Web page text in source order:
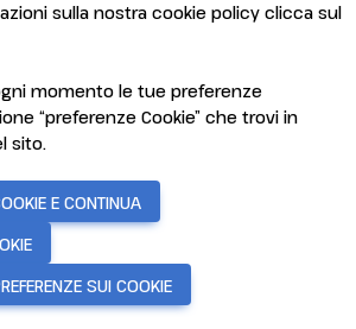
arredi e soluzioni
i campeggi e per l’open
e la spiaggia.
sulla nostra cookie policy clicca sul
momento le tue preferenze
“preferenze Cookie” che trovi in
sito.
E CONTINUA
SUI COOKIE